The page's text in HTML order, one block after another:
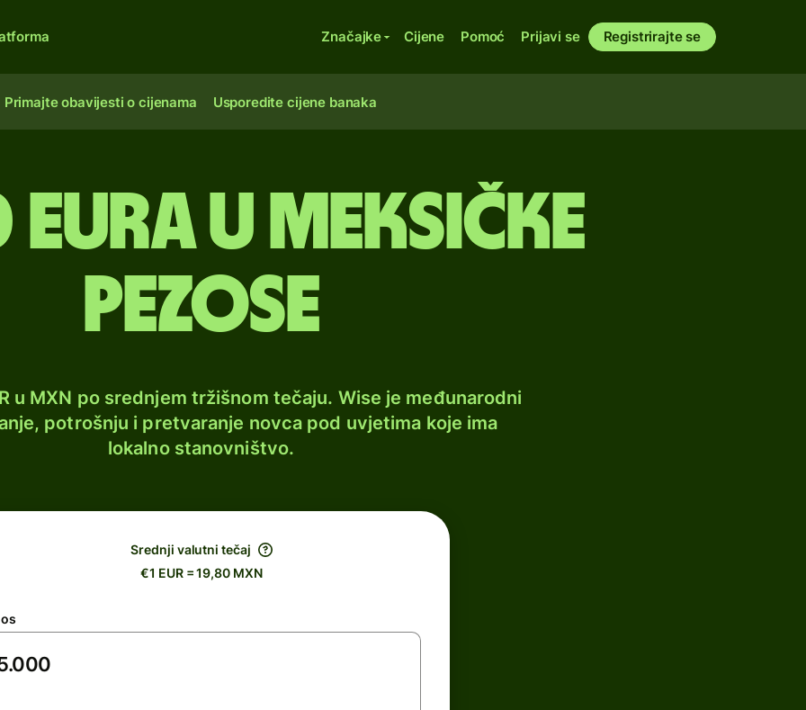
Značajke Cijene Pomoć Prijavi se Registrirajte se
Primajte obavijesti o cijenama Usporedite cijene banaka
eura u meksičke
pezose
u MXN po srednjem tržišnom tečaju. Wise je međunarodni
potrošnju i pretvaranje novca pod uvjetima koje ima
lokalno stanovništvo.
Srednji valutni tečaj
€1 EUR = 19,80 MXN